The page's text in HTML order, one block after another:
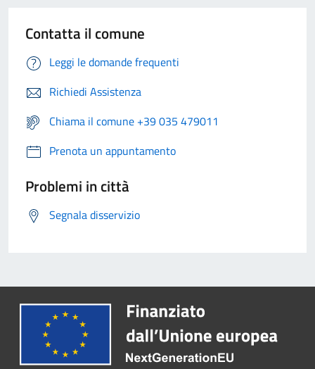
Contatta il comune
Leggi le domande frequenti
Richiedi Assistenza
Chiama il comune +39 035 479011
Prenota un appuntamento
Problemi in città
Segnala disservizio